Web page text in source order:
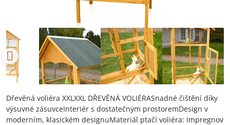
Dřevěná voliéra XXLXXL DŘEVĚNÁ VOLIÉRASnadné čištění díky
výsuvné zásuvceInteriér s dostatečným prostoremDesign v
moderním, klasickém designuMateriál ptačí voliéra: Impregnov